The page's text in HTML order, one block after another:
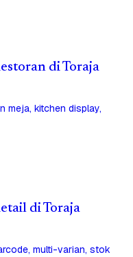
di Toraja
meja, kitchen display,
di Toraja
multi-varian, stok